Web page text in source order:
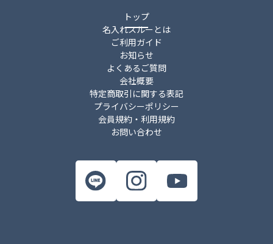
トップ
名入れスルーとは
ご利用ガイド
お知らせ
よくあるご質問
会社概要
特定商取引に関する表記
プライバシーポリシー
会員規約・利用規約
お問い合わせ